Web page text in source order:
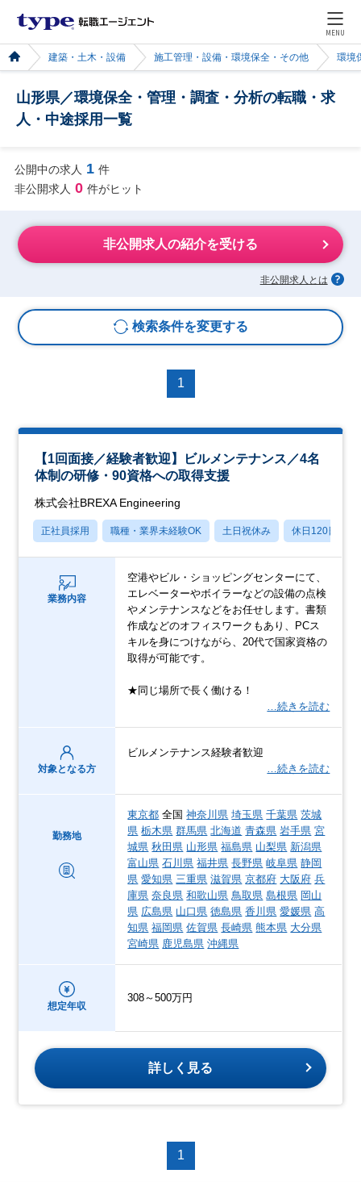
MENU
建築・土木・設備 施工管理・設備・環境保全・その他 環境
山形県／環境保全・管理・調査・分析の転職・求
人・中途採用一覧
公開中の求人 1 件
非公開求人 0 件がヒット
非公開求人の紹介を受ける
非公開求人とは
検索条件を変更する
1
【1回面接／経験者歓迎】ビルメンテナンス／4名
体制の研修・90資格への取得支援
株式会社BREXA Engineering
正社員採用 職種・業界未経験OK 土日祝休み 休日120日以上
業務内容
空港やビル・ショッピングセンターにて、
エレベーターやボイラーなどの設備の点検
やメンテナンスなどをお任せします。書類
作成などのオフィスワークもあり、PCス
キルを身につけながら、20代で国家資格の
取得が可能です。
★同じ場所で長く働ける！
…続きを読む
対象となる方
ビルメンテナンス経験者歓迎
…続きを読む
勤務地
東京都 全国神奈川県 埼玉県 千葉県 茨城
県 栃木県 群馬県 北海道 青森県 岩手県 宮
城県 秋田県 山形県 福島県 山梨県 新潟県
富山県 石川県 福井県 長野県 岐阜県 静岡
県 愛知県 三重県 滋賀県 京都府 大阪府 兵
庫県 奈良県 和歌山県 鳥取県 島根県 岡山
県 広島県 山口県 徳島県 香川県 愛媛県 高
知県 福岡県 佐賀県 長崎県 熊本県 大分県
宮崎県 鹿児島県 沖縄県
想定年収
308～500万円
詳しく見る
1